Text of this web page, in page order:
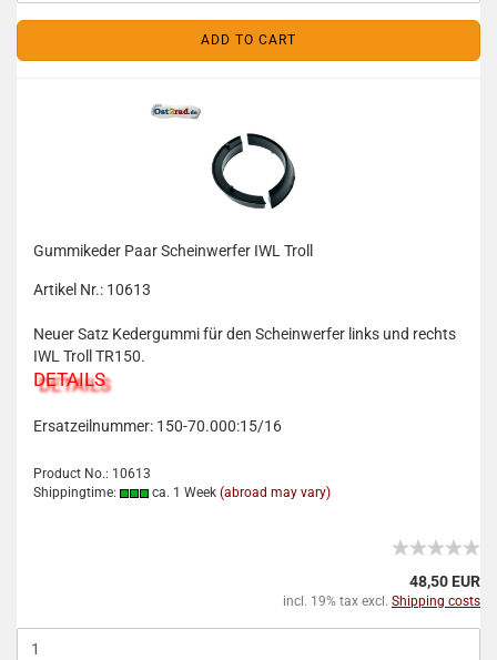
ADD TO CART
Gummikeder Paar Scheinwerfer IWL Troll
Artikel Nr.: 10613
Neuer Satz Kedergummi für den Scheinwerfer links und rechts
IWL Troll TR150.
DETAILS
Ersatzeilnummer: 150-70.000:15/16
Product No.: 10613
Shippingtime:
ca. 1 Week (abroad may vary)
48,50 EUR
incl. 19% tax excl. Shipping costs